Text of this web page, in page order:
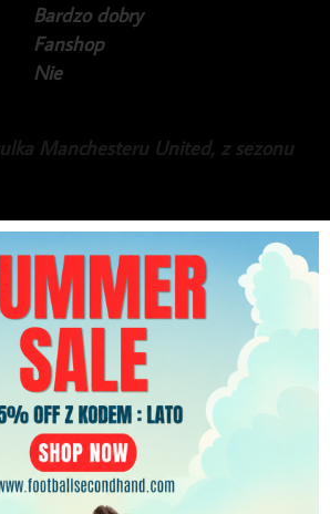
Bardzo dobry
Fanshop
Nie
Manchesteru United, z sezonu
trzeci komplet, popularna
i kolekcjonerów.